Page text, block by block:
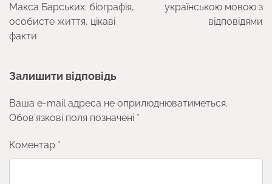
Макса Барських: біографія,
особисте життя, цікаві
факти
українською мовою з
відповідями
Залишити відповідь
Ваша e-mail адреса не оприлюднюватиметься.
Обов’язкові поля позначені *
Коментар *